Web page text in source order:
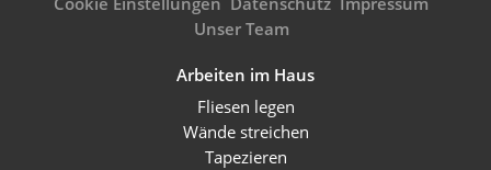
Unser Team
Arbeiten im Haus
Fliesen legen
Wände streichen
Tapezieren